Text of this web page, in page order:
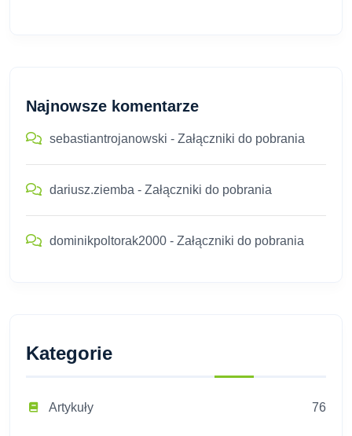
Najnowsze komentarze
sebastiantrojanowski - Załączniki do pobrania
dariusz.ziemba - Załączniki do pobrania
dominikpoltorak2000 - Załączniki do pobrania
Kategorie
Artykuły 76